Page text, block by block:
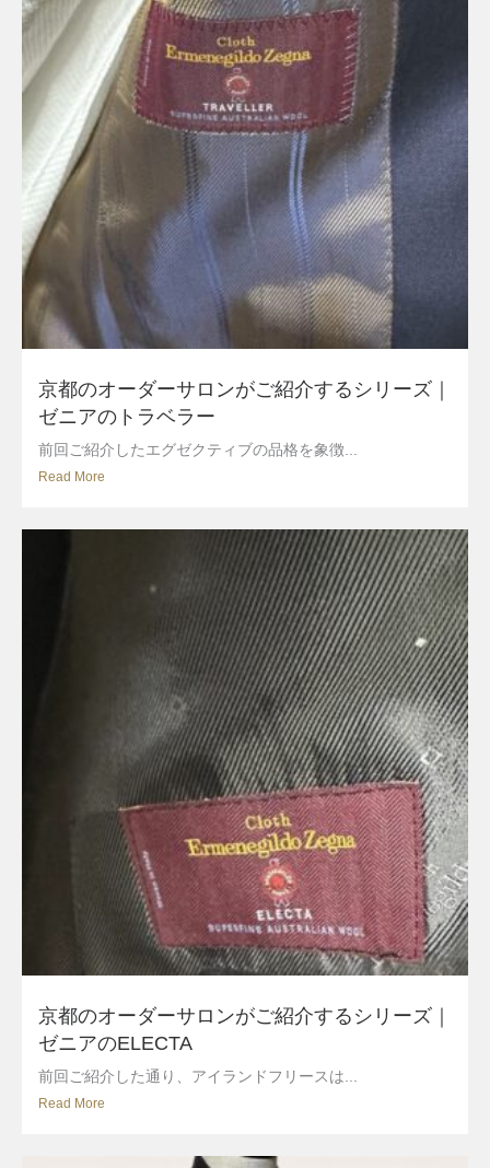
京都のオーダーサロンがご紹介するシリーズ｜
ゼニアのトラベラー
前回ご紹介したエグゼクティブの品格を象徴...
Read More
京都のオーダーサロンがご紹介するシリーズ｜
ゼニアのELECTA
前回ご紹介した通り、アイランドフリースは...
Read More